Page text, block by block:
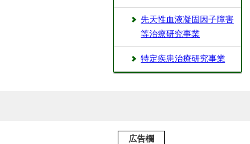
先天性血液凝固因子障害
等治療研究事業
特定疾患治療研究事業
広告欄